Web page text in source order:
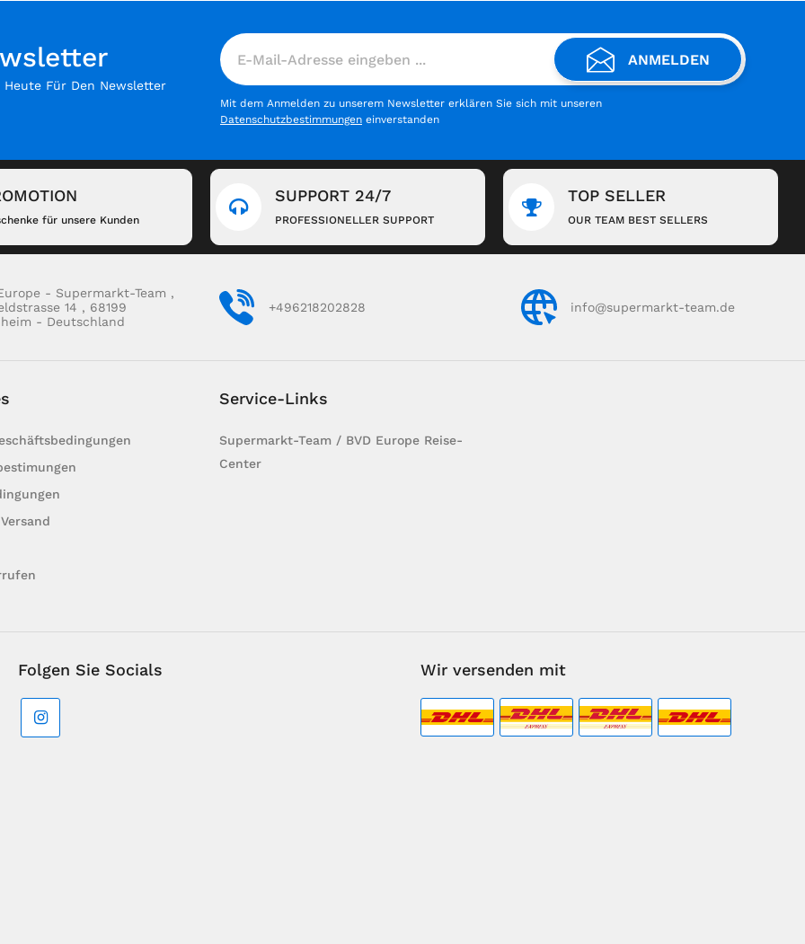
Für Den Newsletter
ANMELDEN
Mit dem Anmelden zu unserem Newsletter erklären Sie sich mit unseren
Datenschutzbestimmungen einverstanden
für unsere Kunden
SUPPORT 24/7
PROFESSIONELLER SUPPORT
TOP SELLER
OUR TEAM BEST SELLERS
- Supermarkt-Team ,
14 , 68199
- Deutschland
+496218202828 info@supermarkt-team.de
Service-Links
Supermarkt-Team / BVD Europe Reise-
Center
Folgen Sie Socials Wir versenden mit